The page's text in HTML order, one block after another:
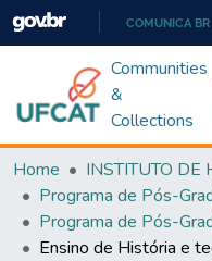
COMUNICA BR
Communities
&
Collections
Home